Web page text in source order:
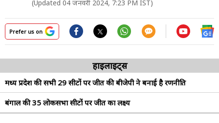
(Updated 04 जनवरी 2024, 7:23 PM IST)
Prefer us on
हाइलाइट्स
मध्य प्रदेश की सभी 29 सीटों पर जीत की बीजेपी ने बनाई है रणनीति
बंगाल की 35 लोकसभा सीटों पर जीत का लक्ष्य